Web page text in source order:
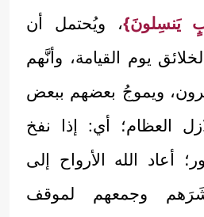
يَنسِلونَ}، ويُحتمل أن
يوم القيامة، وأنَّهم
ويموجُ بعضهم ببعض
العظام؛ أي: إذا نفخ
أعاد الله الأرواح إلى
وجمعهم لموقف